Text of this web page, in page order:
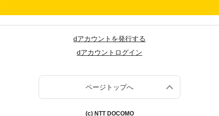
dアカウントを発行する
dアカウントログイン
ページトップへ
(c) NTT DOCOMO